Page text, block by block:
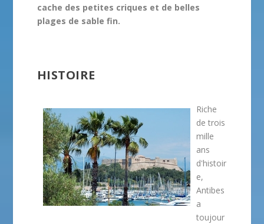
cache des petites criques et de belles
plages de sable fin.
HISTOIRE
Riche
de trois
mille
ans
d'histoir
e,
Antibes
a
toujour